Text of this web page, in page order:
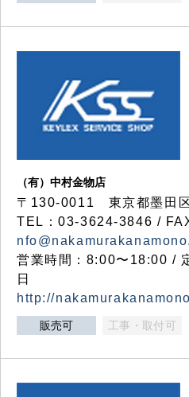
（有）中村金物店
〒130-0011 東京都墨田
TEL：03-3624-3846 /
営業時間：8:00〜18:00 /
日
http://
販売可 工事・取付可